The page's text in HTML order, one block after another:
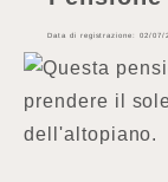
Data di registrazione: 02/07/
Questa
prendere il
dell'altopiano.